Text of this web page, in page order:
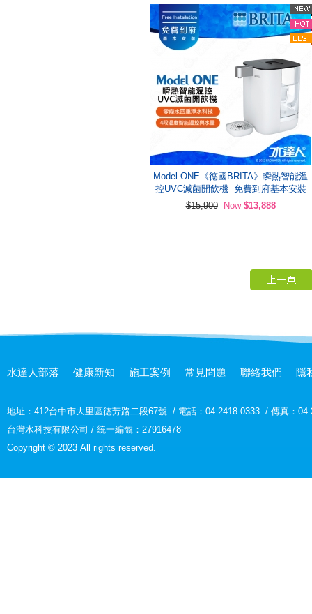
Model ONE《德國BRITA》瞬熱智能溫
控UVC滅菌開飲機│免費到府基本安裝
$15,900
Now $13,888
水達人部落 健康新知 施工案例 常見問題 聯絡我們 隱
地址： 412台中市大里區德芳路二段67號 / 電話：04-2418-0333 / 傳真：
台灣水科技有限公司 / 統一編號：27916478
Copyright © 2023 All rights reserved.